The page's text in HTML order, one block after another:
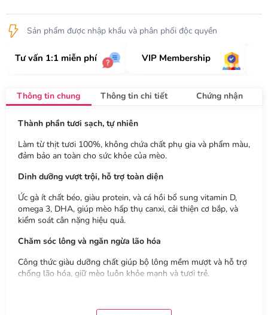
Sản phẩm được nhập khẩu và phân phối độc quyền
Tư vấn 1:1 miễn phí VIP Membership
Thông tin chung Thông tin chi tiết Chứng nhận
Thành phần tươi sạch, tự nhiên
Làm từ thịt tươi 100%, không chứa chất phụ gia và phẩm màu,
đảm bảo an toàn cho sức khỏe của mèo.
Dinh dưỡng vượt trội, hỗ trợ toàn diện
Ức gà ít chất béo, giàu protein, và cá hồi bổ sung vitamin D,
omega 3, DHA, giúp mèo hấp thụ canxi, cải thiện cơ bắp, và
kiểm soát cân nặng hiệu quả.
Chăm sóc lông và ngăn ngừa lão hóa
Công thức giàu dưỡng chất giúp bộ lông mềm mượt và hỗ trợ
chống lão hóa, giữ mèo luôn khỏe mạnh và tươi trẻ.